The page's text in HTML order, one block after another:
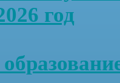
год